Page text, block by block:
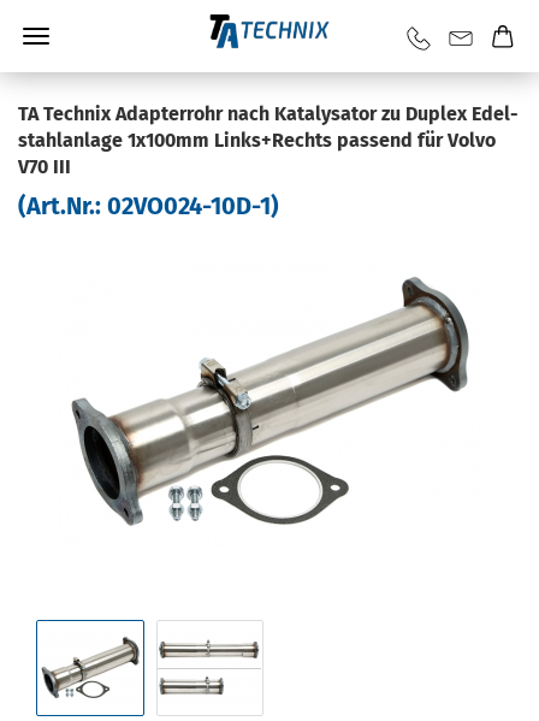
TA Tech­nix Ad­ap­ter­rohr nach Ka­ta­ly­sa­tor zu Du­plex Edel­
stahl­an­la­ge 1x100mm Links+Rechts pas­send für Volvo
V70 III
(Art.Nr.: 02VO024-​10D-1)